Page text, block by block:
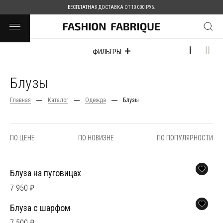
БЕСПЛАТНАЯ ДОСТАВКА ОТ 10 000 РУБ.
Главная Каталог Одежда Блузы
Блузы
ПО ЦЕНЕ ПО НОВИЗНЕ ПО ПОПУЛЯРНОСТИ
ФИЛЬТРЫ
Блуза на пуговицах
7 950 ₽
Блуза с шарфом